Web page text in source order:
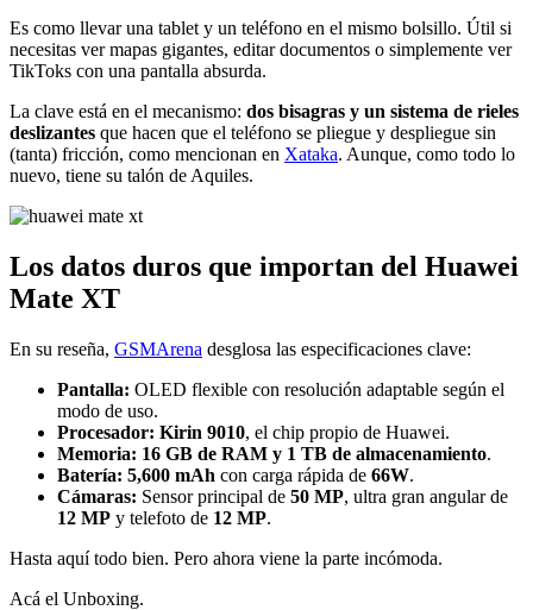
Es como llevar una tablet y un teléfono en el mismo bolsillo. Útil si
necesitas ver mapas gigantes, editar documentos o simplemente ver
TikToks con una pantalla absurda.
La clave está en el mecanismo: dos bisagras y un sistema de rieles
deslizantes que hacen que el teléfono se pliegue y despliegue sin
(tanta) fricción, como mencionan en Xataka. Aunque, como todo lo
nuevo, tiene su talón de Aquiles.
Los datos duros que importan del Huawei
Mate XT
En su reseña, GSMArena desglosa las especificaciones clave:
Pantalla: OLED flexible con resolución adaptable según el
modo de uso.
Procesador: Kirin 9010, el chip propio de Huawei.
Memoria: 16 GB de RAM y 1 TB de almacenamiento.
Batería: 5,600 mAh con carga rápida de 66W.
Cámaras: Sensor principal de 50 MP, ultra gran angular de
12 MP y telefoto de 12 MP.
Hasta aquí todo bien. Pero ahora viene la parte incómoda.
Acá el Unboxing.